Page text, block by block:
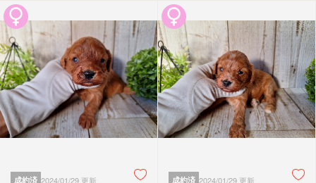
成約済 2024/01/29 更新 成約済 2024/01/29 更新